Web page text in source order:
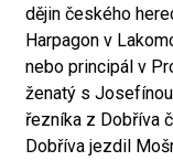
dějin českého
Harpagon v
nebo principál v
ženatý s
řezníka z Dobříva
Dobříva jezdil